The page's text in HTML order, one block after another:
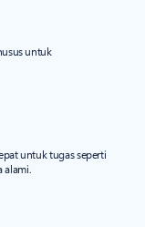
untuk
untuk tugas seperti
alami.